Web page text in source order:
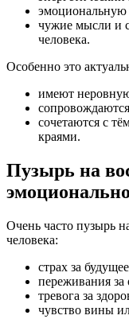
эмоциональную
чужие мысли и
человека.
Особенно это
имеют
сочетаются с
краями.
Пузырь на
Очень часто пузырь
человека:
страх за
переживания
тревога за
чувство вины